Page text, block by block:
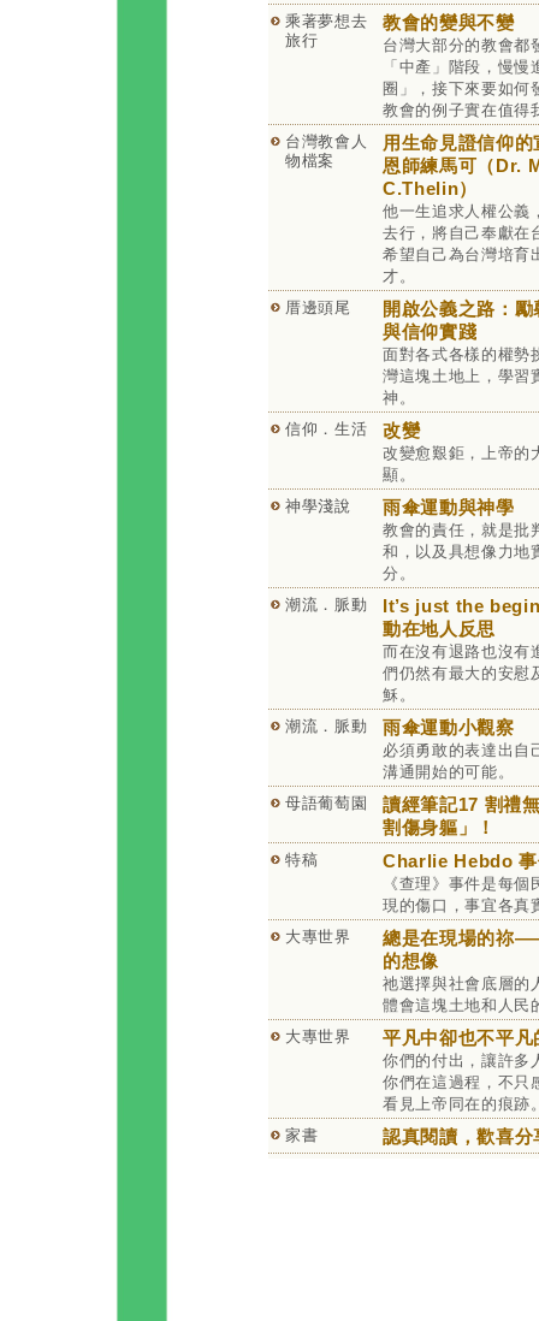
乘著夢想去
旅行
教會的變與不變
台灣大部分的教會都
「中產」階段，慢慢
圈」，接下來要如何
教會的例子實在值得
台灣教會人
物檔案
用生命見證信仰
恩師練馬可（Dr.
C.Thelin）
他一生追求人權公義
去行，將自己奉獻在
希望自己為台灣培育
才。
厝邊頭尾
開啟公義之路：
與信仰實踐
面對各式各樣的權勢
灣這塊土地上，學習
神。
信仰．生活
改變
改變愈艱鉅，上帝的
顯。
神學淺說
雨傘運動與神學
教會的責任，就是批
和，以及具想像力地
分。
潮流．脈動
It’s just the
動在地人反思
而在沒有退路也沒有
們仍然有最大的安慰
穌。
潮流．脈動
雨傘運動小觀察
必須勇敢的表達出自
溝通開始的可能。
母語葡萄園
讀經筆記17 割禮
割傷身軀」！
特稿 Charlie Hebdo 事
《查理》事件是每
現的傷口，事宜各真
大專世界
總是在現場的祢
的想像
祂選擇與社會底層的
體會這塊土地和人民
大專世界
平凡中卻也不平凡
你們的付出，讓許多
你們在這過程，不只
看見上帝同在的痕跡
家書
認真閱讀，歡喜分